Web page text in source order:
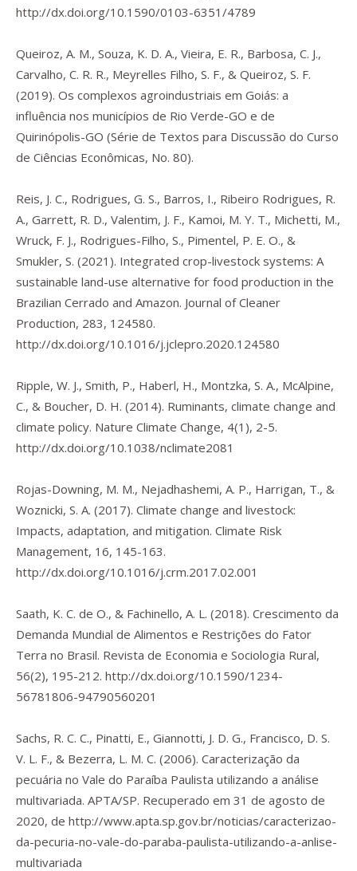
http://dx.doi.org/10.1590/0103-6351/4789
Queiroz, A. M., Souza, K. D. A., Vieira, E. R., Barbosa, C. J.,
Carvalho, C. R. R., Meyrelles Filho, S. F., & Queiroz, S. F.
(2019). Os complexos agroindustriais em Goiás: a
influência nos municípios de Rio Verde-GO e de
Quirinópolis-GO (Série de Textos para Discussão do Curso
de Ciências Econômicas, No. 80).
Reis, J. C., Rodrigues, G. S., Barros, I., Ribeiro Rodrigues, R.
A., Garrett, R. D., Valentim, J. F., Kamoi, M. Y. T., Michetti, M.,
Wruck, F. J., Rodrigues-Filho, S., Pimentel, P. E. O., &
Smukler, S. (2021). Integrated crop-livestock systems: A
sustainable land-use alternative for food production in the
Brazilian Cerrado and Amazon. Journal of Cleaner
Production, 283, 124580.
http://dx.doi.org/10.1016/j.jclepro.2020.124580
Ripple, W. J., Smith, P., Haberl, H., Montzka, S. A., McAlpine,
C., & Boucher, D. H. (2014). Ruminants, climate change and
climate policy. Nature Climate Change, 4(1), 2-5.
http://dx.doi.org/10.1038/nclimate2081
Rojas-Downing, M. M., Nejadhashemi, A. P., Harrigan, T., &
Woznicki, S. A. (2017). Climate change and livestock:
Impacts, adaptation, and mitigation. Climate Risk
Management, 16, 145-163.
http://dx.doi.org/10.1016/j.crm.2017.02.001
Saath, K. C. de O., & Fachinello, A. L. (2018). Crescimento da
Demanda Mundial de Alimentos e Restrições do Fator
Terra no Brasil. Revista de Economia e Sociologia Rural,
56(2), 195-212. http://dx.doi.org/10.1590/1234-
56781806-94790560201
Sachs, R. C. C., Pinatti, E., Giannotti, J. D. G., Francisco, D. S.
V. L. F., & Bezerra, L. M. C. (2006). Caracterização da
pecuária no Vale do Paraíba Paulista utilizando a análise
multivariada. APTA/SP. Recuperado em 31 de agosto de
2020, de http://www.apta.sp.gov.br/noticias/caracterizao-
da-pecuria-no-vale-do-paraba-paulista-utilizando-a-anlise-
multivariada